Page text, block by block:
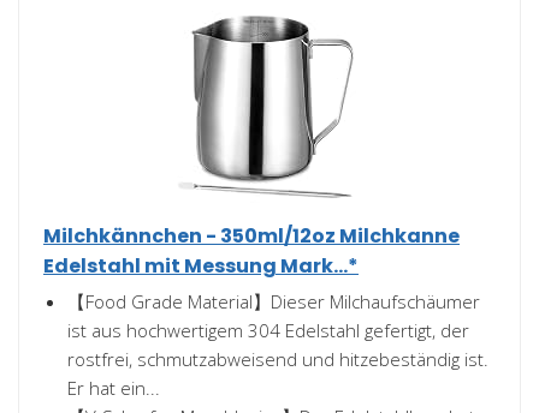
Milchkännchen - 350ml/12oz Milchkanne
Edelstahl mit Messung Mark...*
【Food Grade Material】Dieser Milchaufschäumer
ist aus hochwertigem 304 Edelstahl gefertigt, der
rostfrei, schmutzabweisend und hitzebeständig ist.
Er hat ein...